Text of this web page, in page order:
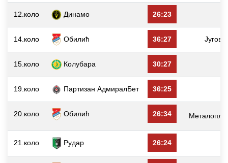
12.коло Динамо 26:23
14.коло Обилић 36:27
15.коло Колубара 30:27
19.коло Партизан АдмиралБет 36:25
20.коло Обилић 26:34
21.коло Рудар 26:24